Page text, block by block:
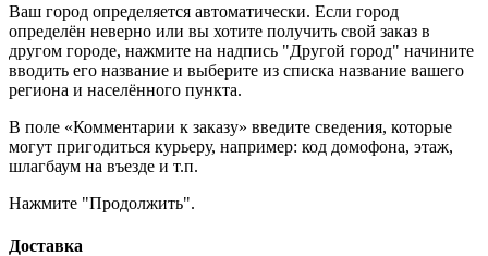
Ваш город определяется автоматически. Если город
определён неверно или вы хотите получить свой заказ в
другом городе, нажмите на надпись "Другой город" начините
вводить его название и выберите из списка название вашего
региона и населённого пункта.
В поле «Комментарии к заказу» введите сведения, которые
могут пригодиться курьеру, например: код домофона, этаж,
шлагбаум на въезде и т.п.
Нажмите "Продолжить".
Доставка